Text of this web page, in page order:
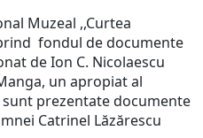
Muzeal ,,Curtea
fondul de documente
de Ion C. Nicolaescu
un apropiat al
prezentate documente
Catrinel Lăzărescu